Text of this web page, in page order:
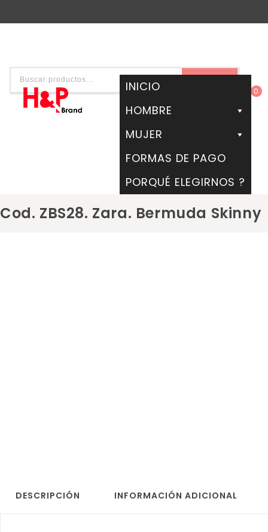
0
INICIO
HOMBRE
MUJER
FORMAS DE PAGO
PORQUÉ ELEGIRNOS ?
Cod. ZBS28. Zara. Bermuda Skinny
DESCRIPCIÓN INFORMACIÓN ADICIONAL